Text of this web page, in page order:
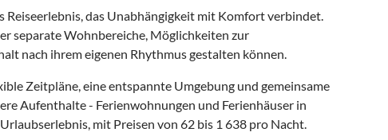
das Unabhängigkeit mit Komfort verbindet.
separate Wohnbereiche, Möglichkeiten zur
nach ihrem eigenen Rhythmus gestalten können.
Zeitpläne, eine entspannte Umgebung und gemeinsame
Aufenthalte - Ferienwohnungen und Ferienhäuser in
mit Preisen von 62 bis 1 638 pro Nacht.